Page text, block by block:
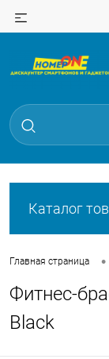
Каталог
Главная страница •
Фитнес-
Black
Для клиентов
без
Сегодня